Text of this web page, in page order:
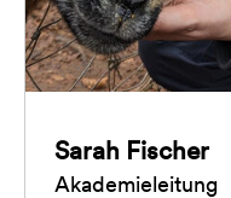
Sarah Fischer
Akademieleitung